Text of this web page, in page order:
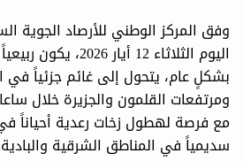
وفق المركز الوطني للأرصاد الجوية
اليوم الثلاثاء 12 أيار
بشكلٍ عام، يتحول إلى غائم جزئياً في
ومرتفعات القلمون والجزيرة خلال
مع فرصة لهطول زخات رعدية أحياناً
سديمياً في المناطق الشرقية